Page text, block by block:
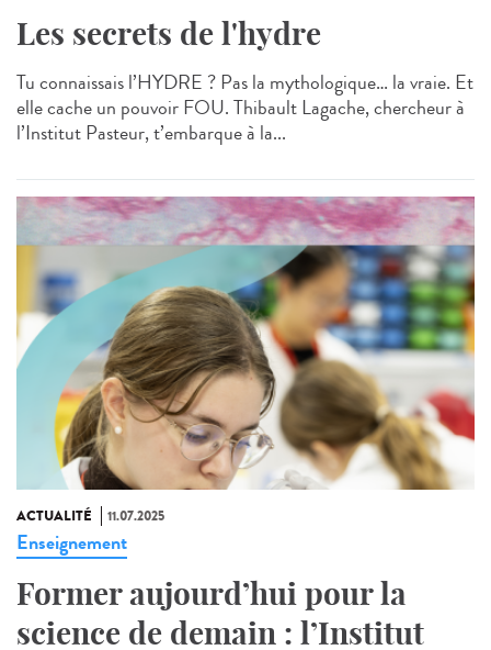
Les secrets de l'hydre
Tu connaissais l’HYDRE ? Pas la mythologique… la vraie. Et
elle cache un pouvoir FOU. Thibault Lagache, chercheur à
l’Institut Pasteur, t’embarque à la...
ACTUALITÉ 11.07.2025
Enseignement
Former aujourd’hui pour la
science de demain : l’Institut